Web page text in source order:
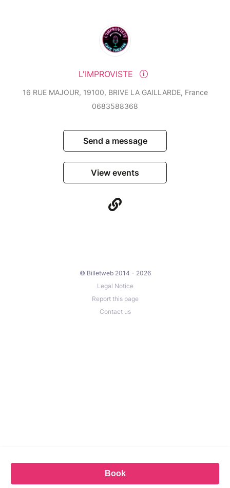
L'IMPROVISTE
16 RUE MAJOUR, 19100, BRIVE LA GAILLARDE, France
0683588368
Send a message
View events
© Billetweb 2014 - 2026
Legal Notice
Report this page
Contact us
Book